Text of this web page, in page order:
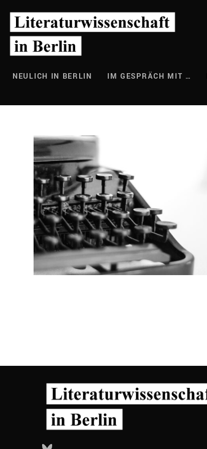
Inhalt
springen
NEULICH IN BERLIN IM GESPRÄCH MIT …